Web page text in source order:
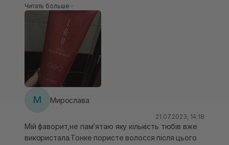
волосся,має приємний запах і став ще одним моїм
улюбленим засобом у догляді за волоссям.
Читать больше
М Мирослава
21.07.2023, 14:18
Мій фаворит,не памʼятаю яку кількість тюбів вже
використала.Тонке пористе волосся після цього